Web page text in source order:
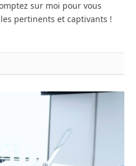
sur moi pour vous
pertinents et captivants !